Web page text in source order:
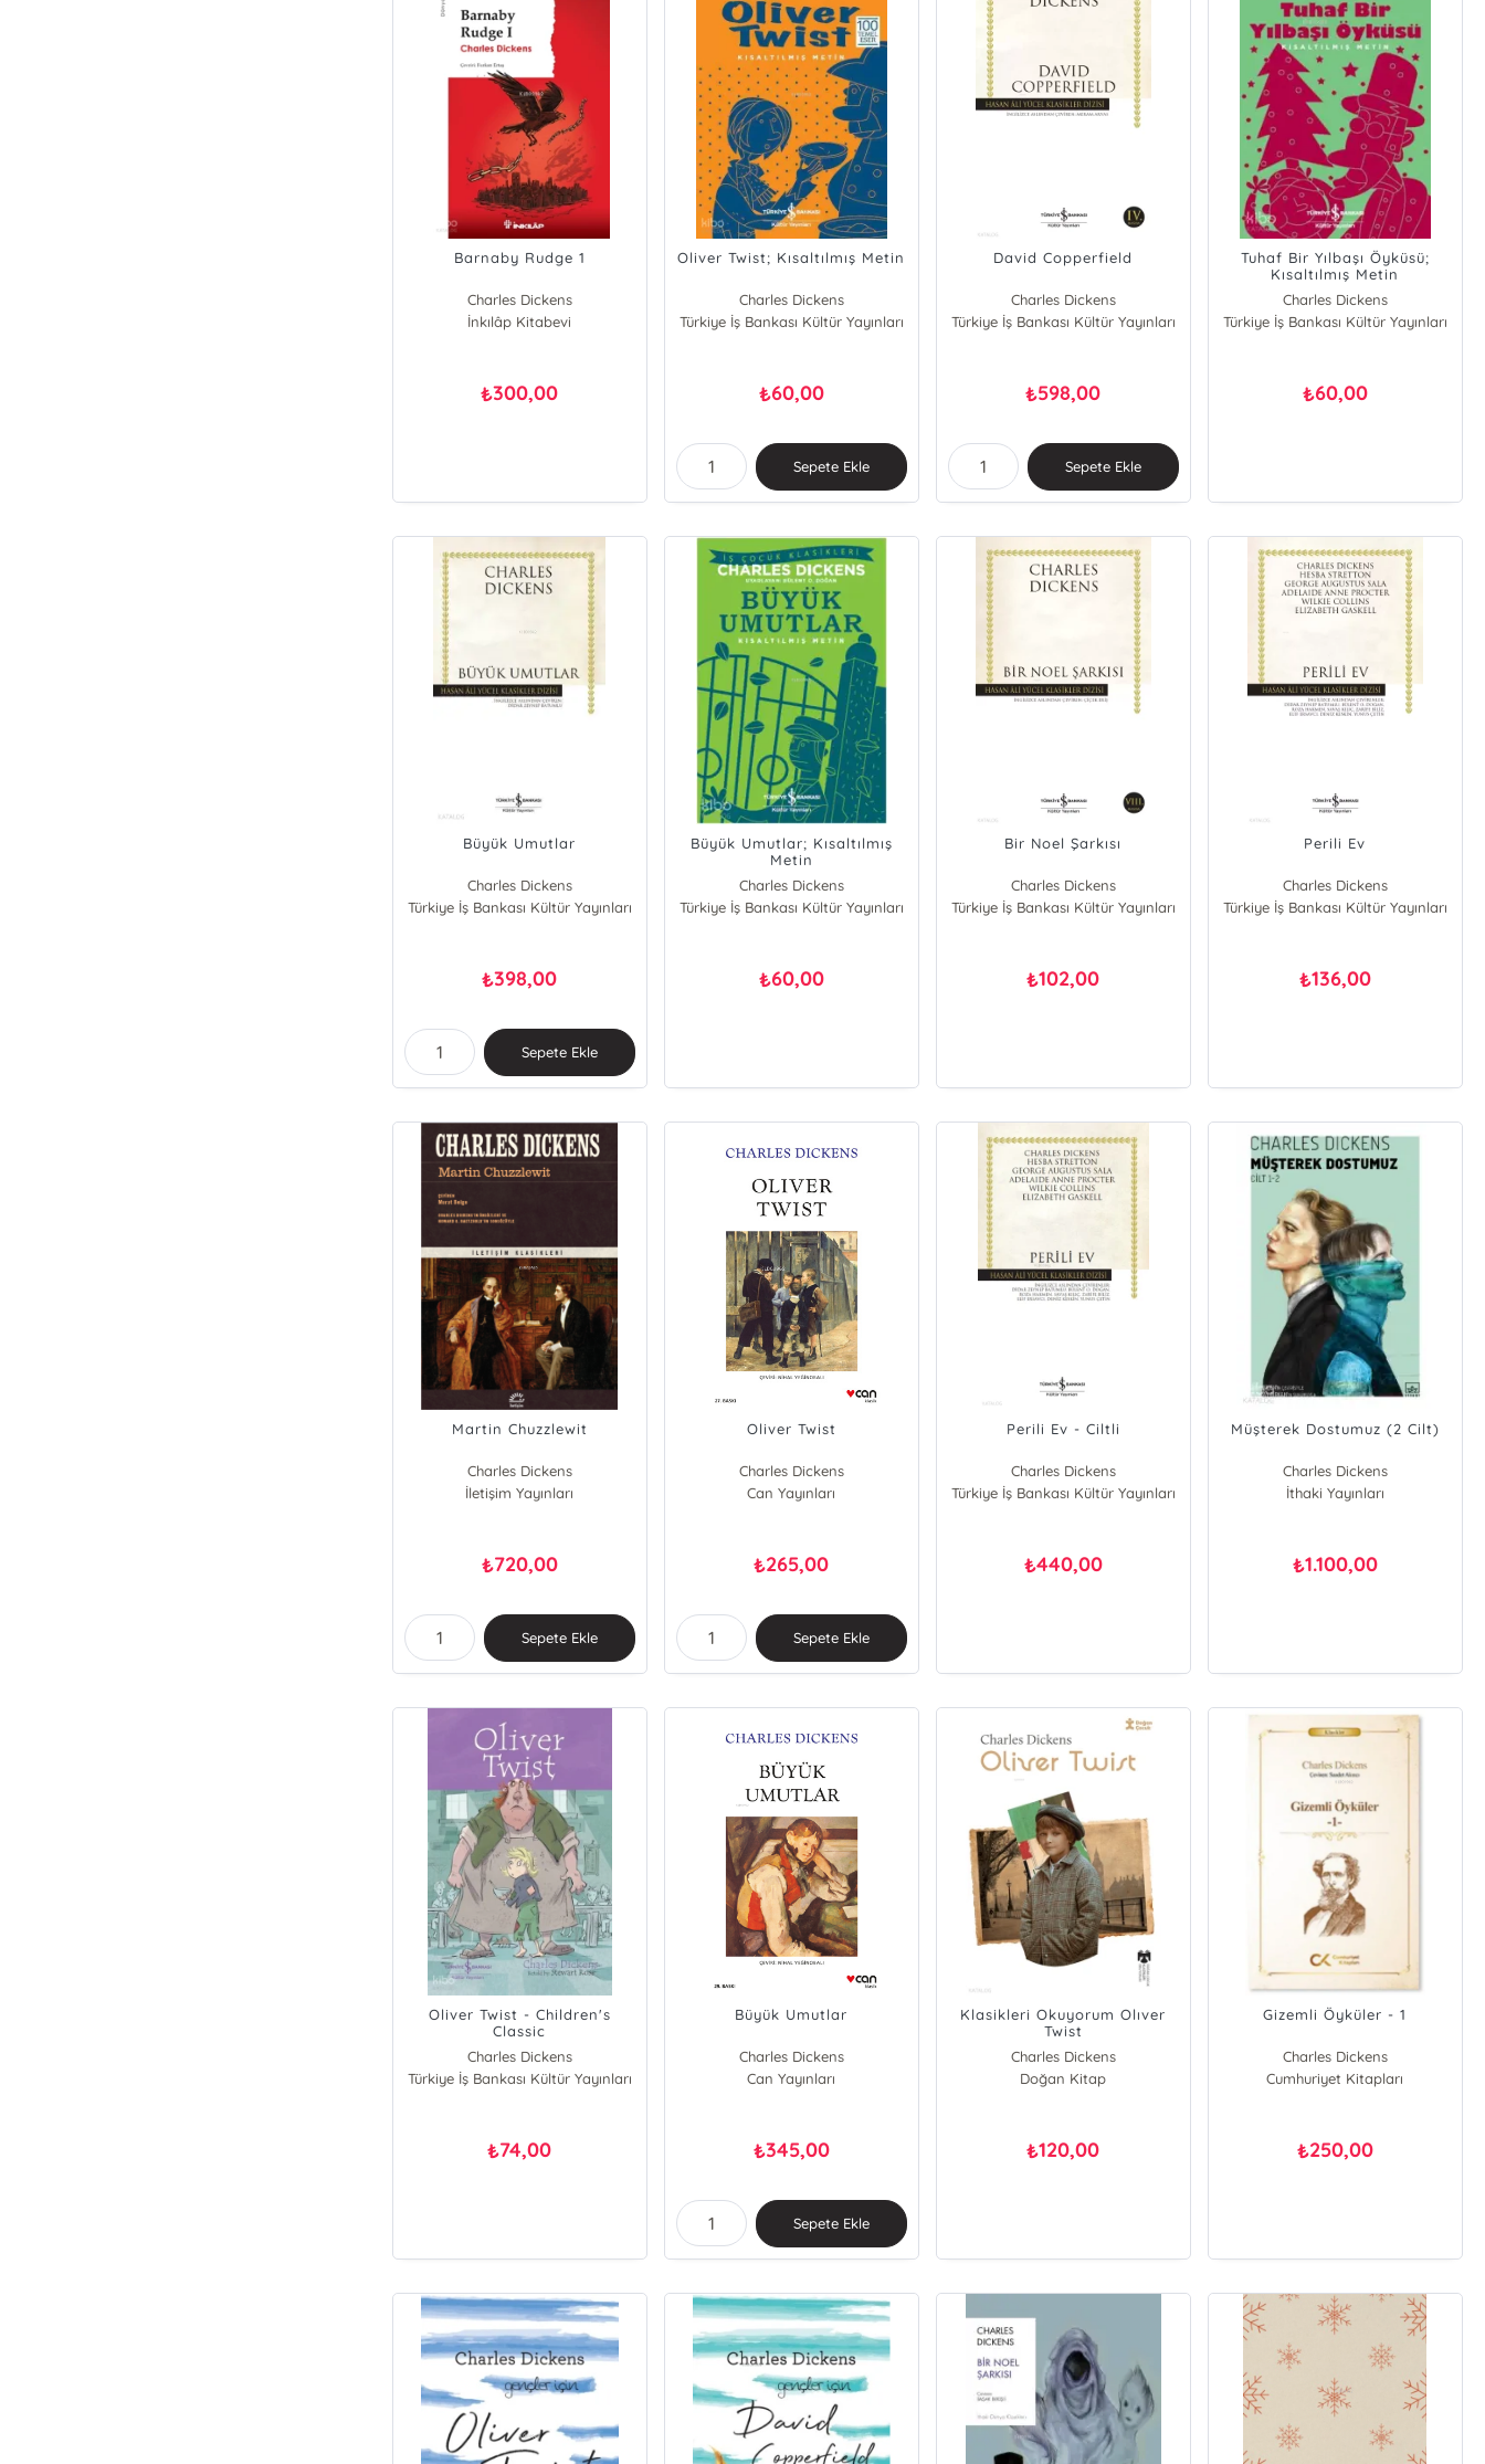
Barnaby Rudge 1
Charles Dickens
İnkılâp Kitabevi
₺300,00
Oliver Twist; Kısaltılmış Metin
Charles Dickens
Türkiye İş Bankası Kültür Yayınları
₺60,00
Sepete Ekle
David Copperfield
Charles Dickens
Türkiye İş Bankası Kültür Yayınları
₺598,00
Sepete Ekle
Tuhaf Bir Yılbaşı Öyküsü;
Kısaltılmış Metin
Charles Dickens
Türkiye İş Bankası Kültür Yayınları
₺60,00
Büyük Umutlar
Charles Dickens
Türkiye İş Bankası Kültür Yayınları
₺398,00
Sepete Ekle
Büyük Umutlar; Kısaltılmış
Metin
Charles Dickens
Türkiye İş Bankası Kültür Yayınları
₺60,00
Bir Noel Şarkısı
Charles Dickens
Türkiye İş Bankası Kültür Yayınları
₺102,00
Perili Ev
Charles Dickens
Hesba Stretton
Wilkie Collins
Türkiye İş Bankası Kültür Yayınları
₺136,00
Martin Chuzzlewit
Charles Dickens
İletişim Yayınları
₺720,00
Sepete Ekle
Oliver Twist
Charles Dickens
Can Yayınları
₺265,00
Sepete Ekle
Perili Ev - Ciltli
Charles Dickens
Hesba Stretton
Wilkie Collins
Türkiye İş Bankası Kültür Yayınları
₺440,00
Müşterek Dostumuz (2 Cilt)
Charles Dickens
İthaki Yayınları
₺1.100,00
Oliver Twist - Children's
Classic
Charles Dickens
Türkiye İş Bankası Kültür Yayınları
₺74,00
Büyük Umutlar
Charles Dickens
Can Yayınları
₺345,00
Sepete Ekle
Klasikleri Okuyorum Olıver
Twist
Charles Dickens
Doğan Kitap
₺120,00
Gizemli Öyküler - 1
Charles Dickens
Cumhuriyet Kitapları
₺250,00